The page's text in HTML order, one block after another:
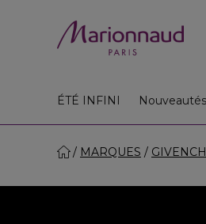
ÉTÉ INFINI Nouveautés
MARQUES